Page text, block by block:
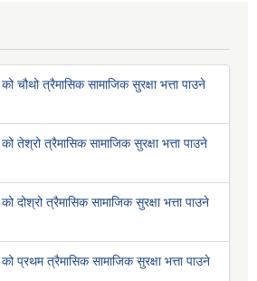
चौथो त्रैमासिक सामाजिक सुरक्षा भत्ता पाउने
तेश्रो त्रैमासिक सामाजिक सुरक्षा भत्ता पाउने
दोश्रो त्रैमासिक सामाजिक सुरक्षा भत्ता पाउने
प्रथम त्रैमासिक सामाजिक सुरक्षा भत्ता पाउने